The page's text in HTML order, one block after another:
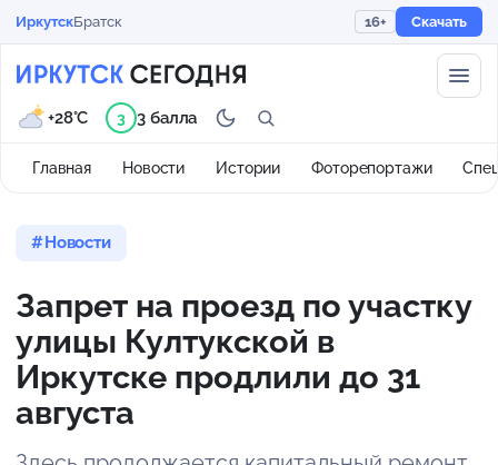
ИркутскБратск 16+ Скачать
Главная Новости Истории Фоторепортажи
+28°C 3 3 балла
Новости
Запрет на проезд по участку
улицы Култукской в
Иркутске продлили до 31
августа